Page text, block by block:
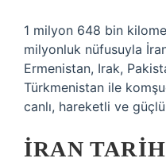
1 milyon 648 bin
milyonluk nüfusuyla
Ermenistan, Irak,
Türkmenistan ile
canlı, hareketli ve
İRAN